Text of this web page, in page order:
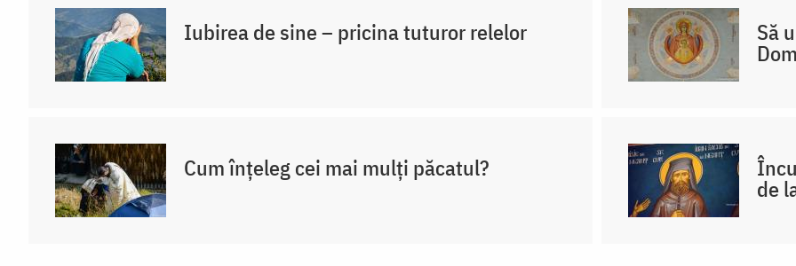
Iubirea de sine – pricina tuturor relelor Să
Cum înțeleg cei mai mulți păcatul?
de